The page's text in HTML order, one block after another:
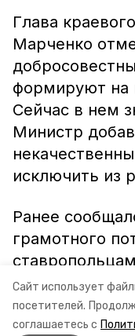
Сайт использует
посетителей.
соглашаетесь с
Глава
Марченко
формируют на
Сейчас в нем
Министр
исключить из
Ранее
грамотного
ставропольцам
получить
капремонт.